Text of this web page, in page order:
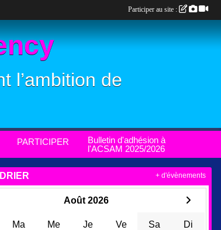
l’ambition de
PARTICIPER
Bulletin d'adhésion à
l'ACSAM 2025/2026
Août 2026
Ma Me Je Ve Sa Di
+ d'évènements
Participer au site :